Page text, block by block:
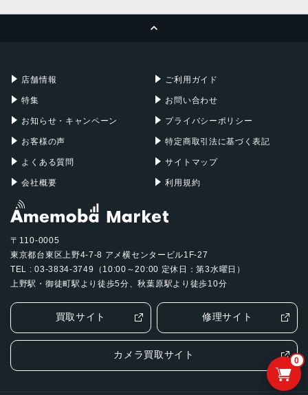
0
店舗情報
特集
お知らせ・キャンペーン
お客様の声
よくある質問
会社概要
ご利用ガイド
お問い合わせ
プライバシーポリシー
特定商取引法に基づく表記
サイトマップ
利用規約
〒110-0005
東京都台東区上野4-7-8 アメ横センタービル1F-27
TEL : 03-3834-3749（10:00～20:00 定休日：第3水曜日）
上野駅・御徒町駅より徒歩5分、秋葉原駅より徒歩10分
買取サイト 修理サイト
カメラ買取サイト